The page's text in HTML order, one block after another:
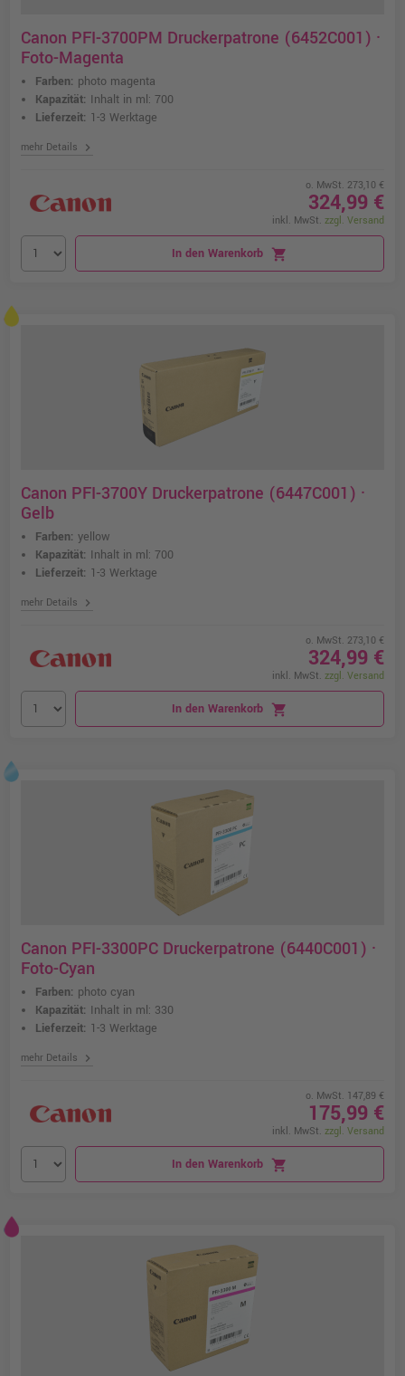
Canon PFI-3700PM Druckerpatrone (6452C001) ·
Foto-Magenta
Farben: photo magenta
Kapazität: Inhalt in ml: 700
Lieferzeit: 1-3 Werktage
mehr Details chevron_right
o. MwSt. 273,10 €
324,99 €
inkl. MwSt. zzgl. Versand
In den Warenkorb shopping_cart
Canon PFI-3700Y Druckerpatrone (6447C001) ·
Gelb
Farben: yellow
Kapazität: Inhalt in ml: 700
Lieferzeit: 1-3 Werktage
mehr Details chevron_right
o. MwSt. 273,10 €
324,99 €
inkl. MwSt. zzgl. Versand
In den Warenkorb shopping_cart
Canon PFI-3300PC Druckerpatrone (6440C001) ·
Foto-Cyan
Farben: photo cyan
Kapazität: Inhalt in ml: 330
Lieferzeit: 1-3 Werktage
mehr Details chevron_right
o. MwSt. 147,89 €
175,99 €
inkl. MwSt. zzgl. Versand
In den Warenkorb shopping_cart